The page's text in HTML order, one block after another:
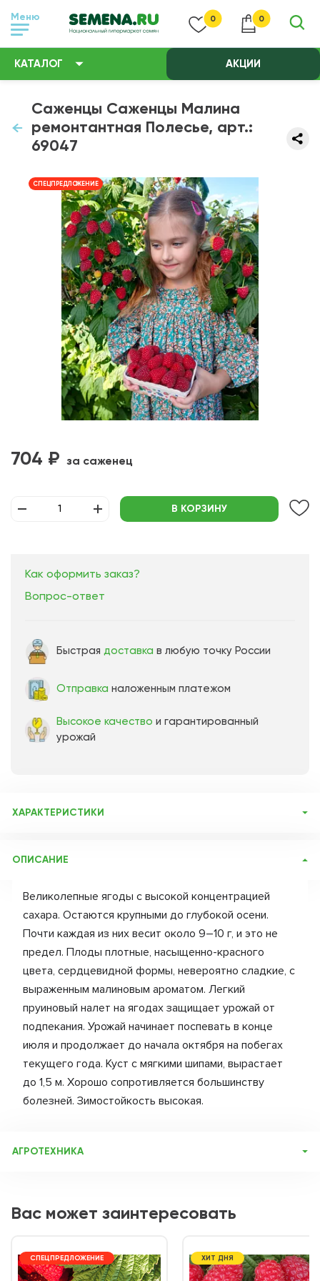
Меню 0 0
КАТАЛОГ АКЦИИ
Саженцы Саженцы Малина
ремонтантная Полесье, арт.:
69047
СПЕЦПРЕДЛОЖЕНИЕ
704 ₽ за саженец
В КОРЗИНУ
Как оформить заказ?
Вопрос-ответ
Быстрая доставка в любую точку России
Отправка наложенным платежом
Высокое качество и гарантированный
урожай
ХАРАКТЕРИСТИКИ
Бренд товара:
Срок отправки:
ОПИСАНИЕ
Великолепные ягоды с высокой концентрацией
сахара. Остаются крупными до глубокой осени.
Почти каждая из них весит около 9–10 г, и это не
предел. Плоды плотные, насыщенно-красного
цвета, сердцевидной формы, невероятно сладкие, с
выраженным малиновым ароматом. Легкий
пруиновый налет на ягодах защищает урожай от
подпекания. Урожай начинает поспевать в конце
июля и продолжает до начала октября на побегах
текущего года. Куст с мягкими шипами, вырастает
до 1,5 м. Хорошо сопротивляется большинству
болезней. Зимостойкость высокая.
АГРОТЕХНИКА
сорта отличаются морозостойкостью, крупноплодностью
и устойчивостью ко многим болезням. На одном месте
обедняется, в ней накапливаются возбудители болезней,
поэтому плантацию переносят на другой участок, а этот
Вас может заинтересовать
СПЕЦПРЕДЛОЖЕНИЕ ХИТ ДНЯ